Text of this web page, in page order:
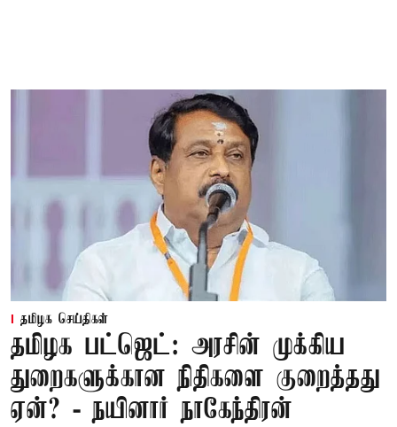
தமிழக செய்திகள்
தமிழக பட்ஜெட்: அரசின் முக்கிய
துறைகளுக்கான நிதிகளை குறைத்தது
ஏன்? - நயினார் நாகேந்திரன்